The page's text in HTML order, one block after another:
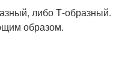
либо Т-образный.
образом.